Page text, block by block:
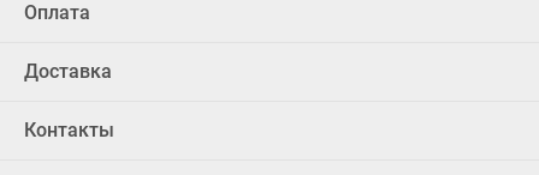
Оплата
Доставка
Контакты